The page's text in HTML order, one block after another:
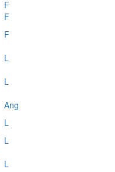
F
F
F
L
L
Ang
L
L
L